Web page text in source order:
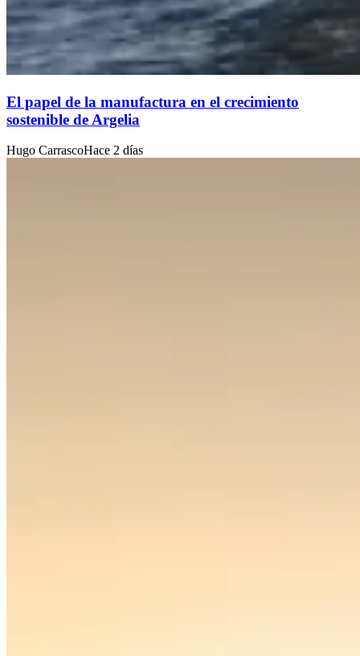
El papel de la manufactura en el crecimiento
sostenible de Argelia
Hugo CarrascoHace 2 días